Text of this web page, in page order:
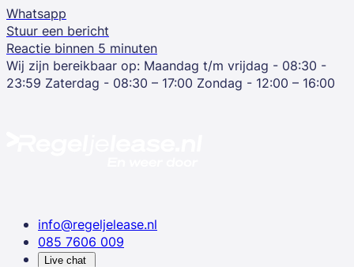
Whatsapp
Stuur een bericht
Reactie binnen 5 minuten
Wij zijn bereikbaar op: Maandag t/m vrijdag - 08:30 -
23:59 Zaterdag - 08:30 – 17:00 Zondag - 12:00 – 16:00
info@regeljelease.nl
085 7606 009
Live chat